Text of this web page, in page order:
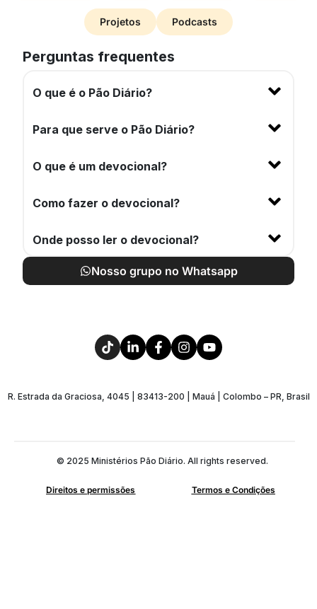
Projetos Podcasts
Perguntas frequentes
O que é o Pão Diário?
Para que serve o Pão Diário?
O que é um devocional?
Como fazer o devocional?
Onde posso ler o devocional?
Nosso grupo no Whatsapp
R. Estrada da Graciosa, 4045 | 83413-200 | Mauá | Colombo – PR, Brasil
© 2025 Ministérios Pão Diário. All rights reserved.
Direitos e permissões Termos e Condições